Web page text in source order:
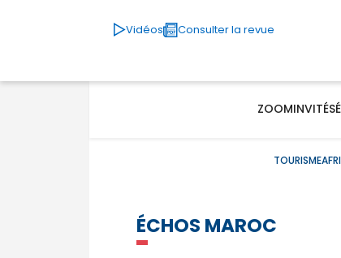
Vidéos Consulter la revue
ZOOMINVITÉS
TOURISME
ÉCHOS MAROC